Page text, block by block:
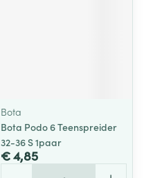
Bota
Bota Podo 6 Teenspreider
32-36 S 1paar
€ 4,85